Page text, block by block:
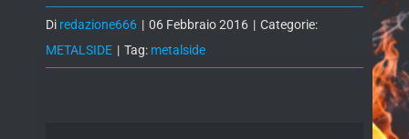
Di redazione666 | 06 Febbraio 2016 | Categorie:
METALSIDE | Tag: metalside